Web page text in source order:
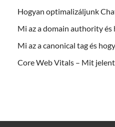
Hogyan optimalizáljunk
Mi az a domain authority és
Mi az a canonical tag és
Core Web Vitals – Mit